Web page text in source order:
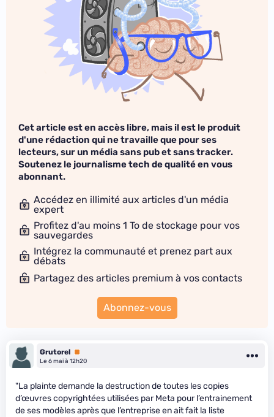
Cet article est en accès libre, mais il est le produit
d'une rédaction qui ne travaille que pour ses
lecteurs, sur un média sans pub et sans tracker.
Soutenez le journalisme tech de qualité en vous
abonnant.
Accédez en illimité aux articles d'un média
expert
Profitez d'au moins 1 To de stockage pour vos
sauvegardes
Intégrez la communauté et prenez part aux
débats
Partagez des articles premium à vos contacts
Abonnez-vous
Grutorel Premium
Le 6 mai à 12h20
"La plainte demande la destruction de toutes les copies
d’œuvres copyrightées utilisées par Meta pour l’entrainement
de ses modèles après que l’entreprise en ait fait la liste